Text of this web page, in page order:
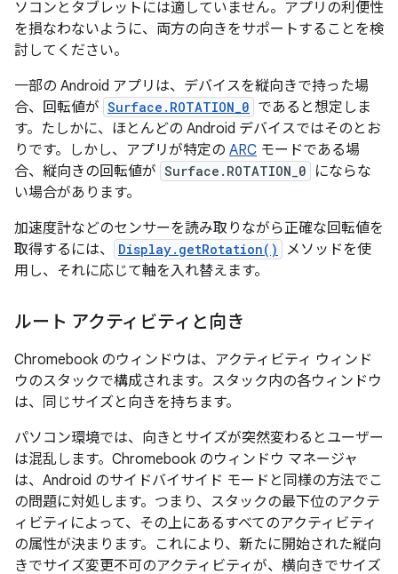
ソコンとタブレットには適していません。アプリの利便性
を損なわないように、両方の向きをサポートすることを検
討してください。
一部の Android アプリは、デバイスを縦向きで持った場
合、回転値が Surface.ROTATION_0 であると想定しま
す。たしかに、ほとんどの Android デバイスではそのとお
りです。しかし、アプリが特定の ARC モードである場
合、縦向きの回転値が Surface.ROTATION_0
にならな
い場合があります。
加速度計などのセンサーを読み取りながら正確な回転値を
取得するには、
Display.getRotation()
メソッドを使
用し、それに応じて軸を入れ替えます。
ルート アクティビティと向き
Chromebook のウィンドウは、アクティビティ ウィンド
ウのスタックで構成されます。スタック内の各ウィンドウ
は、同じサイズと向きを持ちます。
パソコン環境では、向きとサイズが突然変わるとユーザー
は混乱します。Chromebook のウィンドウ マネージャ
は、Android のサイドバイサイド モードと同様の方法でこ
の問題に対処します。つまり、スタックの最下位のアクテ
ィビティによって、その上にあるすべてのアクティビティ
の属性が決まります。これにより、新たに開始された縦向
きでサイズ変更不可のアクティビティが、横向きでサイズ